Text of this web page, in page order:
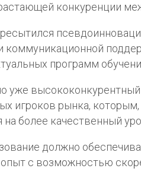
конкуренции
коммуникационной
программ
уже высококонкурентный
игроков рынка,
на более качественный
должно
с возможностью